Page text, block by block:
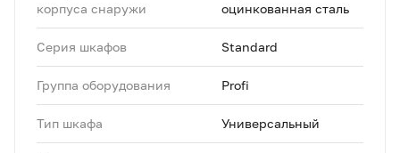
корпуса снаружи
оцинкованная сталь
Серия шкафов Standard
Группа оборудования Profi
Тип шкафа Универсальный